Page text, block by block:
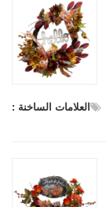
العلامات الساخنة :